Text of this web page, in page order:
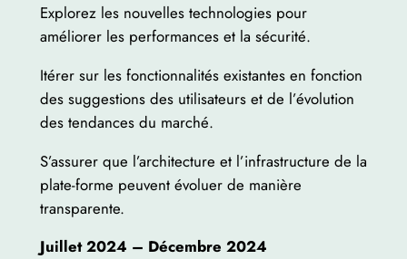
Explorez les nouvelles technologies pour
améliorer les performances et la sécurité.
Itérer sur les fonctionnalités existantes en fonction
des suggestions des utilisateurs et de l’évolution
des tendances du marché.
S’assurer que l’architecture et l’infrastructure de la
plate-forme peuvent évoluer de manière
transparente.
Juillet 2024 – Décembre 2024